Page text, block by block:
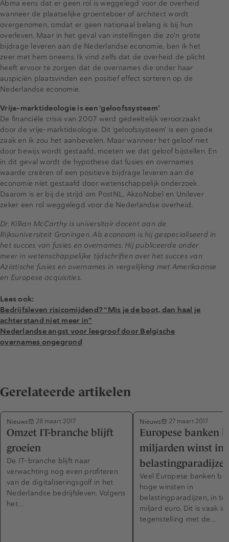
Abma eens dat er geen rol is weggelegd voor de overheid
wanneer de plaatselijke groenteboer of architect wordt
overgenomen, omdat er geen nationaal belang is bij hun
overleven. Maar in het geval van instellingen die zo'n grote
bijdrage leveren aan de Nederlandse economie, ben ik het
zeer met hem oneens. Ik vind zelfs dat de overheid de plicht
heeft ervoor te zorgen dat de overnames die onder haar
auspiciën plaatsvinden een positief effect sorteren op de
Nederlandse economie.
Vrije-marktideologie is een ‘geloofssysteem’
De financiële crisis van 2007 werd gedeeltelijk veroorzaakt
door de vrije-marktideologie. Dit ‘geloofssysteem’ is een goede
zaak en ik zou het aanbevelen. Maar wanneer het geloof niet
door bewijs wordt gestaafd, moeten we dat geloof bijstellen. En
in dit geval wordt de hypothese dat fusies en overnames
waarde creëren of een positieve bijdrage leveren aan de
economie níet gestaafd door wetenschappelijk onderzoek.
Daarom is er bij de strijd om PostNL, AkzoNobel en Unilever
zeker een rol weggelegd voor de Nederlandse overheid.
Dr. Killian McCarthy is universitair docent aan de
Rijksuniversiteit Groningen. Als econoom is hij gespecialiseerd in
het succes van fusies en overnames. Hij publiceerde onder
meer in wetenschappelijke tijdschriften over het succes van
Aziatische fusies en overnames in vergelijking met Amerikaanse
en Europese acquisities.
Lees ook:
Bedrijfsleven risicomijdend? “Mis je de boot, dan haal je
achterstand niet meer in”
Nederlandse angst voor leegroof door Belgische
overnames ongegrond
Gerelateerde artikelen
Nieuws 28 maart 2017
Omzet IT-branche blijft
groeien
De IT-branche blijft naar
verwachting nog even profiteren
van de digitaliseringsgolf in het
Nederlandse bedrijfsleven. Volgens
het…
Nieuws 27 maart 2017
Europese banken
miljarden winst in
Veel Europese banken
hoge winsten in
belastingparadijzen, in
miljard euro. Dit is vaak in
tegenstelling met de…